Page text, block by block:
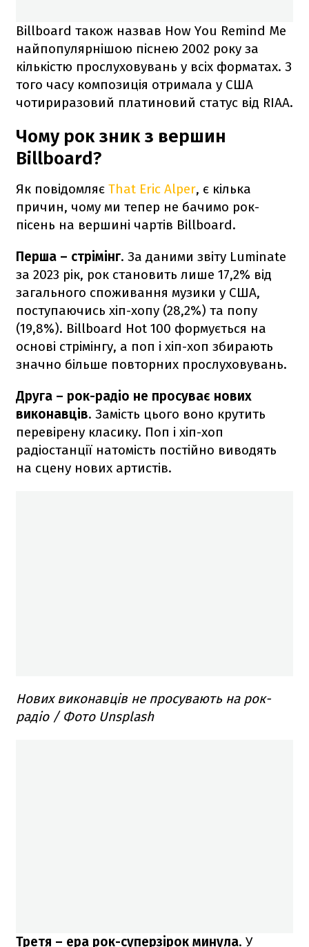
Billboard також назвав How You Remind Me
найпопулярнішою піснею 2002 року за
кількістю прослуховувань у всіх форматах. З
того часу композиція отримала у США
чотириразовий платиновий статус від RIAA.
Чому рок зник з вершин
Billboard?
Як повідомляє That Eric Alper, є кілька
причин, чому ми тепер не бачимо рок-
пісень на вершині чартів Billboard.
Перша – стрімінг. За даними звіту Luminate
за 2023 рік, рок становить лише 17,2% від
загального споживання музики у США,
поступаючись хіп-хопу (28,2%) та попу
(19,8%). Billboard Hot 100 формується на
основі стрімінгу, а поп і хіп-хоп збирають
значно більше повторних прослуховувань.
Друга – рок-радіо не просуває нових
виконавців. Замість цього воно крутить
перевірену класику. Поп і хіп-хоп
радіостанції натомість постійно виводять
на сцену нових артистів.
Нових виконавців не просувають на рок-
радіо / Фото Unsplash
Третя – ера рок-суперзірок минула. У